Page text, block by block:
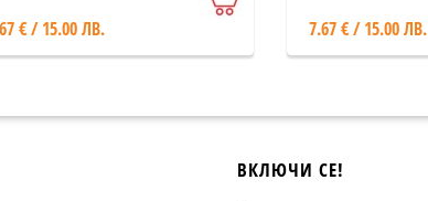
€ / 15.00 ЛВ. 7.67 € / 15.00 ЛВ.
ВКЛЮЧИ СЕ!